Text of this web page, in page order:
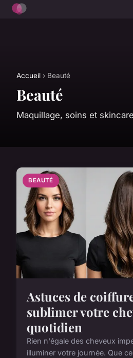
Accueil › Beauté
Beauté
Maquillage, soins et skincare
BEAUTÉ
Astuces de
sublimer votre
quotidien
Rien n'égale des cheveux
illuminer votre journée. Que